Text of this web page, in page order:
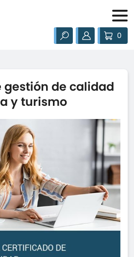
0
gestión de calidad
y turismo